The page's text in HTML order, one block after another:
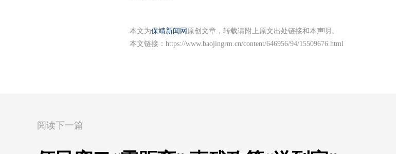
本文为保靖新闻网 原创文章，转载请附上原文出处链接和本声明。
本文链接： https://www.baojingrm.cn/content/646956/94/15509676.html
阅读下一篇